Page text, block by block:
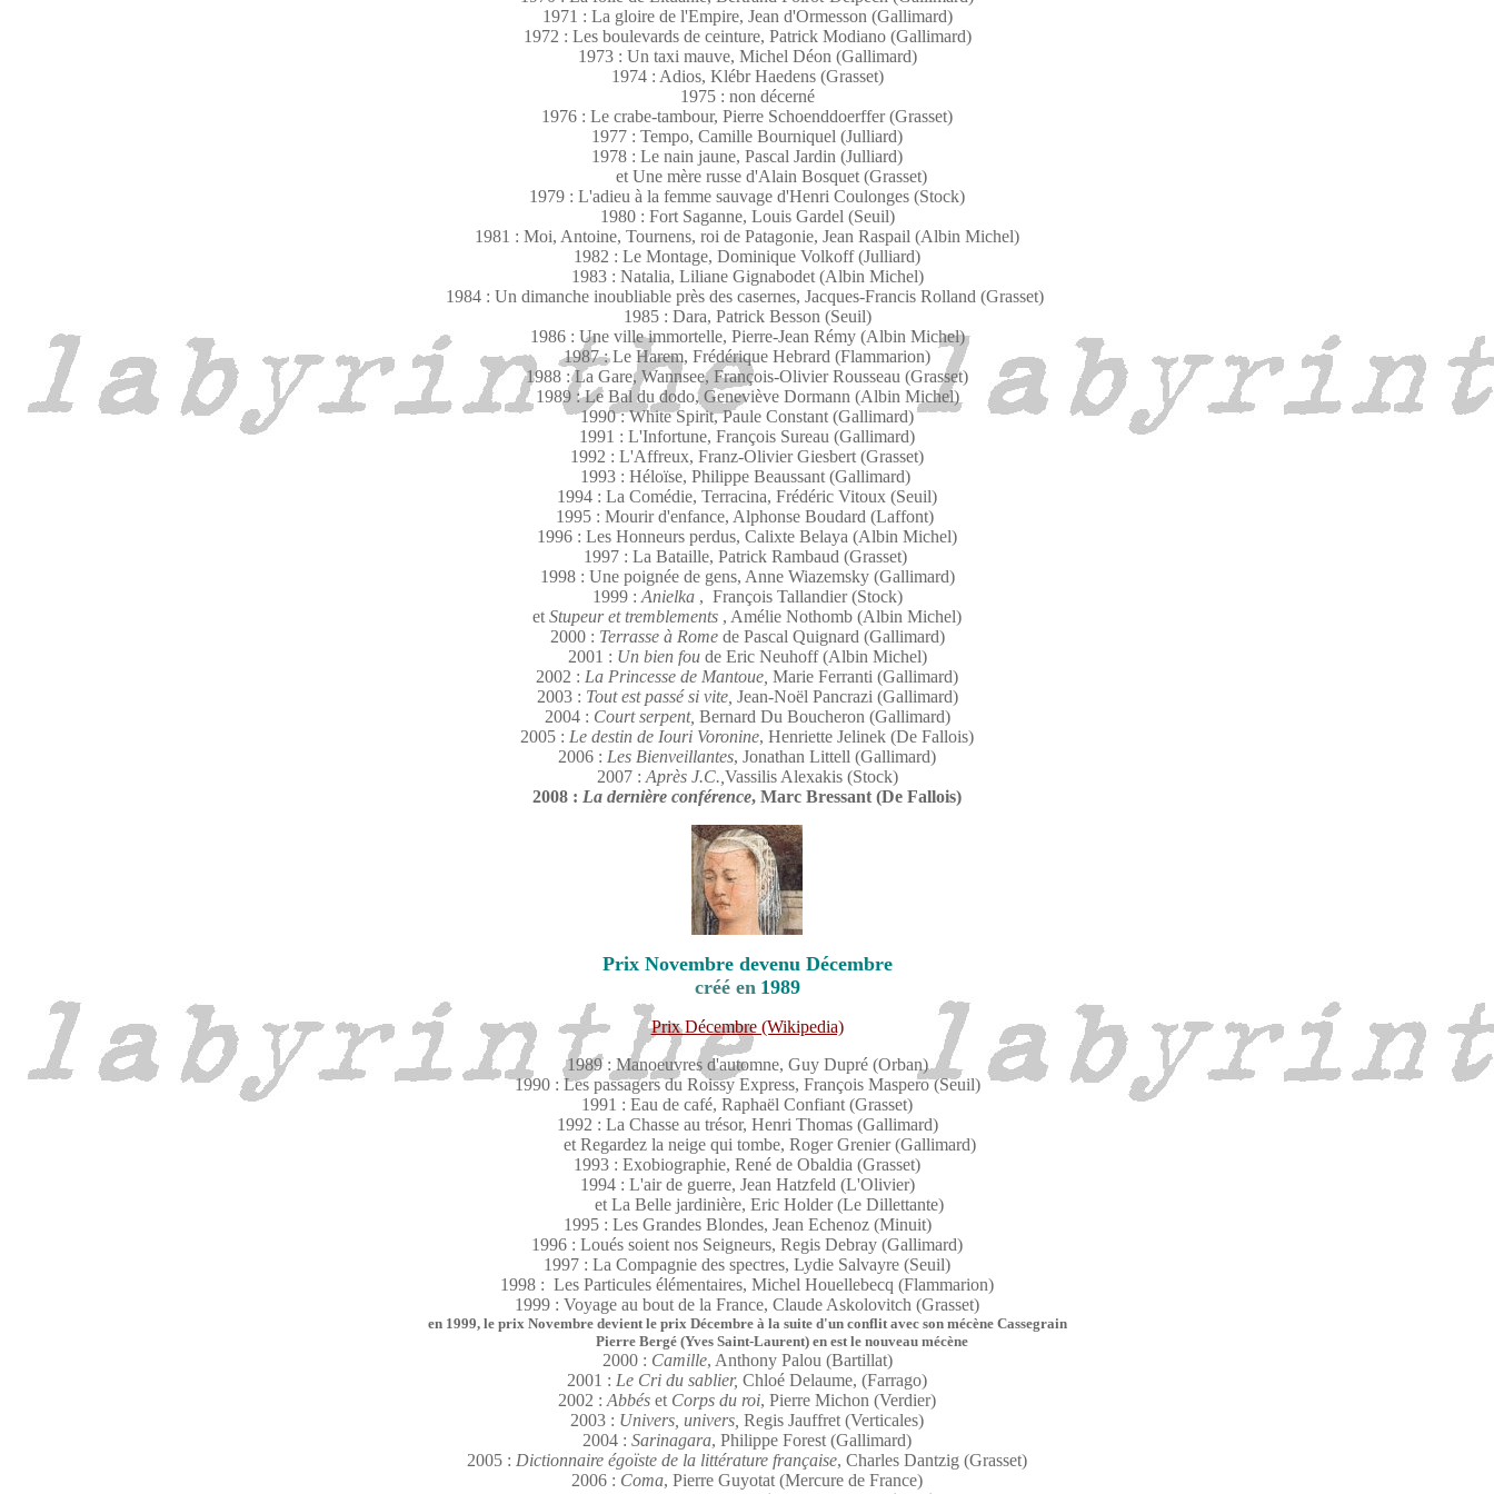
1971 : La gloire de l'Empire, Jean d'Ormesson (Gallimard)
1972 : Les boulevards de ceinture, Patrick Modiano (Gallimard)
1973 : Un taxi mauve, Michel Déon (Gallimard)
1974 : Adios, Klébr Haedens (Grasset)
1975 : non décerné
1976 : Le crabe-tambour, Pierre Schoenddoerffer (Grasset)
1977 : Tempo, Camille Bourniquel (Julliard)
1978 : Le nain jaune, Pascal Jardin (Julliard)
et Une mère russe d'Alain Bosquet (Grasset)
1979 : L'adieu à la femme sauvage d'Henri Coulonges (Stock)
1980 : Fort Saganne, Louis Gardel (Seuil)
1981 : Moi, Antoine, Tournens, roi de Patagonie, Jean Raspail (Albin Michel)
1982 : Le Montage, Dominique Volkoff (Julliard)
1983 : Natalia, Liliane Gignabodet (Albin Michel)
1984 : Un dimanche inoubliable près des casernes, Jacques-Francis Rolland (Grasset)
1985 : Dara, Patrick Besson (Seuil)
1986 : Une ville immortelle, Pierre-Jean Rémy (Albin Michel)
1987 : Le Harem, Frédérique Hebrard (Flammarion)
1988 : La Gare, Wannsee, François-Olivier Rousseau (Grasset)
1989 : Le Bal du dodo, Geneviève Dormann (Albin Michel)
1990 : White Spirit, Paule Constant (Gallimard)
1991 : L'Infortune, François Sureau (Gallimard)
1992 : L'Affreux, Franz-Olivier Giesbert (Grasset)
1993 : Héloïse, Philippe Beaussant (Gallimard)
1994 : La Comédie, Terracina, Frédéric Vitoux (Seuil)
1995 : Mourir d'enfance, Alphonse Boudard (Laffont)
1996 : Les Honneurs perdus, Calixte Belaya (Albin Michel)
1997 : La Bataille, Patrick Rambaud (Grasset)
1998 : Une poignée de gens, Anne Wiazemsky (Gallimard)
1999 : Anielka, François Tallandier (Stock)
et Stupeur et tremblements , Amélie Nothomb (Albin Michel)
2000 : Terrasse à Romede Pascal Quignard (Gallimard)
2001 : Un bien foude Eric Neuhoff (Albin Michel)
2002 : La Princesse de Mantoue, Marie Ferranti (Gallimard)
2003 : Tout est passé si vite, Jean-Noël Pancrazi (Gallimard)
2004 : Court serpent, Bernard Du Boucheron (Gallimard)
2005 : Le destin de Iouri Voronine, Henriette Jelinek (De Fallois)
2006 : Les Bienveillantes, Jonathan Littell (Gallimard)
2007 : Après J.C., Vassilis Alexakis (Stock)
2008 : La dernière conférence, Marc Bressant (De Fallois)
Prix Novembre devenu Décembre
créé en 1989
Prix Décembre (Wikipedia)
1989 : Manoeuvres d'automne, Guy Dupré (Orban)
1990 : Les passagers du Roissy Express, François Maspero (Seuil)
1991 : Eau de café, Raphaël Confiant (Grasset)
1992 : La Chasse au trésor, Henri Thomas (Gallimard)
et Regardez la neige qui tombe, Roger Grenier (Gallimard)
1993 : Exobiographie, René de Obaldia (Grasset)
1994 : L'air de guerre, Jean Hatzfeld (L'Olivier)
et La Belle jardinière, Eric Holder (Le Dillettante)
1995 : Les Grandes Blondes, Jean Echenoz (Minuit)
1996 : Loués soient nos Seigneurs, Regis Debray (Gallimard)
1997 : La Compagnie des spectres, Lydie Salvayre (Seuil)
1998 : Les Particules élémentaires, Michel Houellebecq (Flammarion)
1999 : Voyage au bout de la France, Claude Askolovitch (Grasset)
en 1999, le prix Novembre devient le prix Décembre à la suite d'un conflit avec son mécène Cassegrain
Pierre Bergé (Yves Saint-Laurent) en est le nouveau mécène
2000 : Camille, Anthony Palou (Bartillat)
2001 : Le Cri du sablier, Chloé Delaume, (Farrago)
2002 : Abbés et Corps du roi, Pierre Michon (Verdier)
2003 : Univers, univers, Regis Jauffret (Verticales)
2004 : Sarinagara, Philippe Forest (Gallimard)
2005 : Dictionnaire égoïste de la littérature française, Charles Dantzig (Grasset)
2006 : Coma, Pierre Guyotat (Mercure de France)